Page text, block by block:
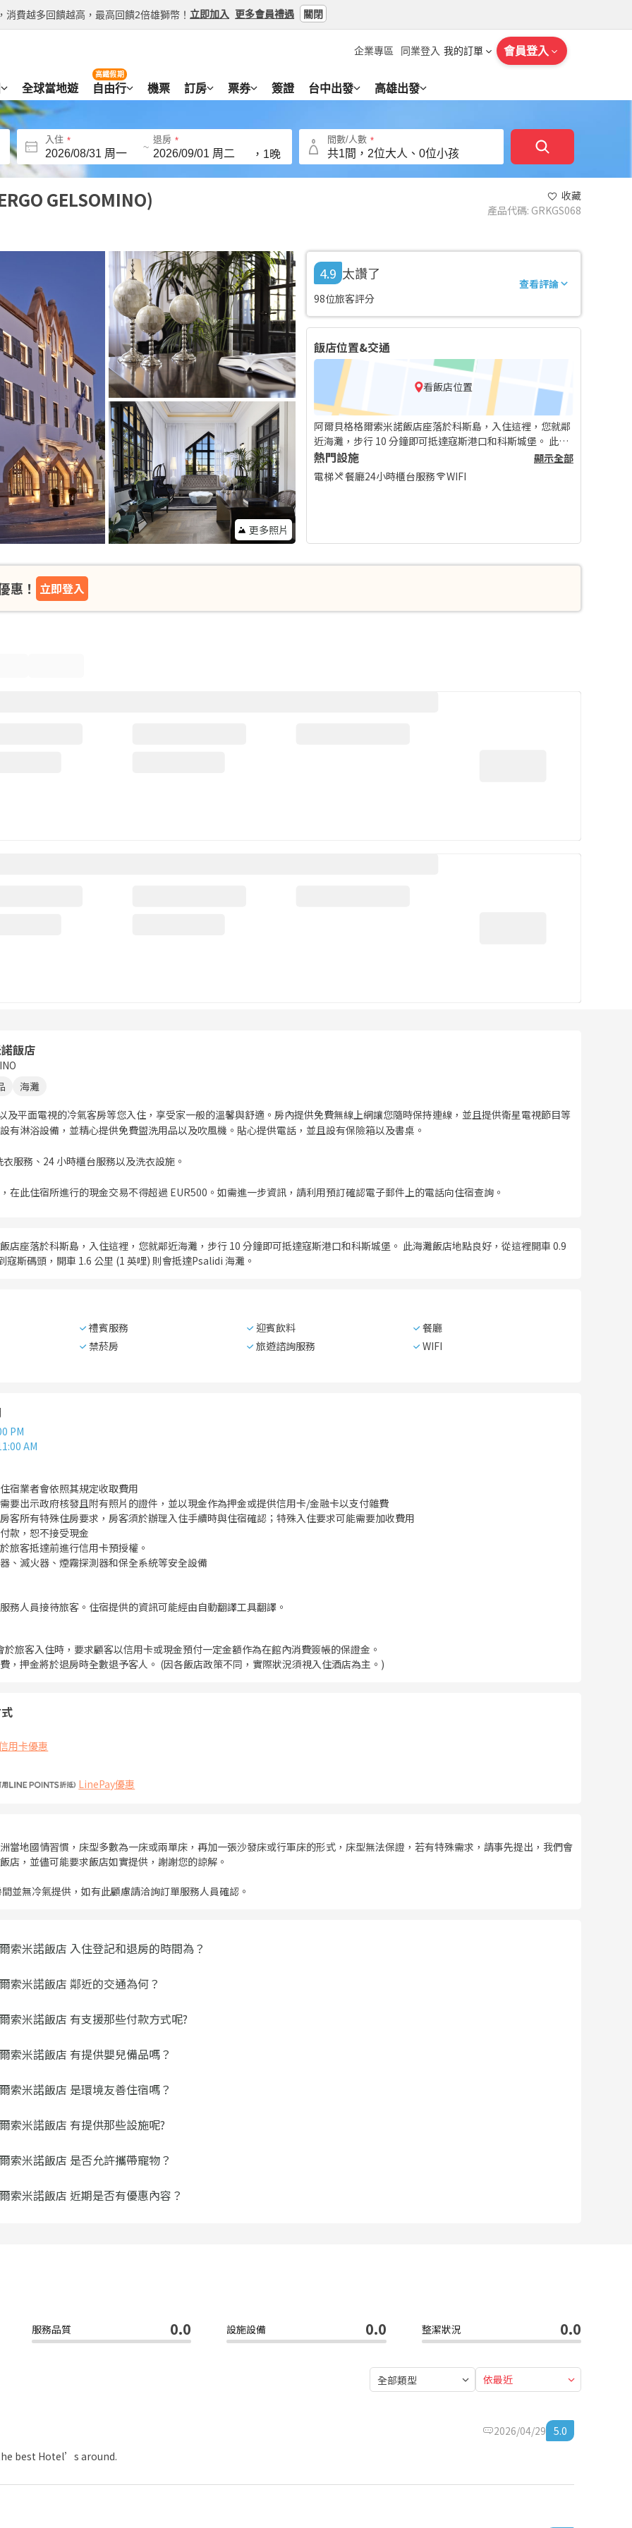
費越多回饋越高，最高回饋2倍雄獅幣！ 立即加入 更多會員禮遇 關閉
企業專區 同業登入 我的訂單 會員登入
全球當地遊 自由行
高鐵假期
機票 訂房 票券 簽證 台中出發 高雄出發
入住
~
退房
， 1晚
間數/人數
GELSOMINO
收藏
產品代碼: GRKGS068
更多照片
4.9 太讚了
98位旅客評分
查看評論
飯店位置&交通
看飯店位置
阿爾貝格格爾索米諾飯店座落於科斯島，入住這裡，您就鄰
近海灘，步行 10 分鐘即可抵達寇斯港口和科斯城堡。 此海
灘飯店地點良好，從這裡開車 0.9 公里 (0.5 英哩) 可以到寇
斯碼頭，開車 1.6 公里 (1 英哩) 則會抵達Psalidi 海灘。
熱門設施
顯示全部
電梯
餐廳24小時櫃台服務 WIFI
惠！ 立即登入
飯店
海灘
及平面電視的冷氣客房等您入住，享受家一般的溫馨與舒適。房內提供免費無線上網讓您隨時保持連線，並且提供衛星電視節目等
有淋浴設備，並精心提供免費盥洗用品以及吹風機。貼心提供電話，並且設有保險箱以及書桌。
服務、24 小時櫃台服務以及洗衣設施。
在此住宿所進行的現金交易不得超過 EUR500。如需進一步資訊，請利用預訂確認電子郵件上的電話向住宿查詢。
店座落於科斯島，入住這裡，您就鄰近海灘，步行 10 分鐘即可抵達寇斯港口和科斯城堡。 此海灘飯店地點良好，從這裡開車 0.9
寇斯碼頭，開車 1.6 公里 (1 英哩) 則會抵達Psalidi 海灘。
禮賓服務 迎賓飲料
餐廳
禁菸房
旅遊諮詢服務 WIFI
PM
AM
宿業者會依照其規定收取費用
要出示政府核發且附有照片的證件，並以現金作為押金或提供信用卡/金融卡以支付雜費
客所有特殊住房要求，房客須於辦理入住手續時與住宿確認；特殊入住要求可能需要加收費用
款，恕不接受現金
旅客抵達前進行信用卡預授權。
、滅火器、煙霧探測器和保全系統等安全設備
務人員接待旅客。住宿提供的資訊可能經由自動翻譯工具翻譯。
旅客入住時，要求顧客以信用卡或現金預付一定金額作為在館內消費簽帳的保證金。
，押金將於退房時全數退予客人。 (因各飯店政策不同，實際狀況須視入住酒店為主。)
用卡優惠
LinePay優惠
當地國情習慣，床型多數為一床或兩單床，再加一張沙發床或行軍床的形式，床型無法保證，若有特殊需求，請事先提出，我們會
店，並儘可能要求飯店如實提供，謝謝您的諒解。
並無冷氣提供，如有此顧慮請洽詢訂單服務人員確認。
索米諾飯店 入住登記和退房的時間為？
索米諾飯店 鄰近的交通為何？
索米諾飯店 有支援那些付款方式呢?
索米諾飯店 有提供嬰兒備品嗎？
索米諾飯店 是環境友善住宿嗎？
索米諾飯店 有提供那些設施呢?
索米諾飯店 是否允許攜帶寵物？
索米諾飯店 近期是否有優惠內容？
服務品質 0.0 設施設備 0.0 整潔狀況 0.0
全部類型 依最近
2026/04/29 5.0
best Hotel’s around.